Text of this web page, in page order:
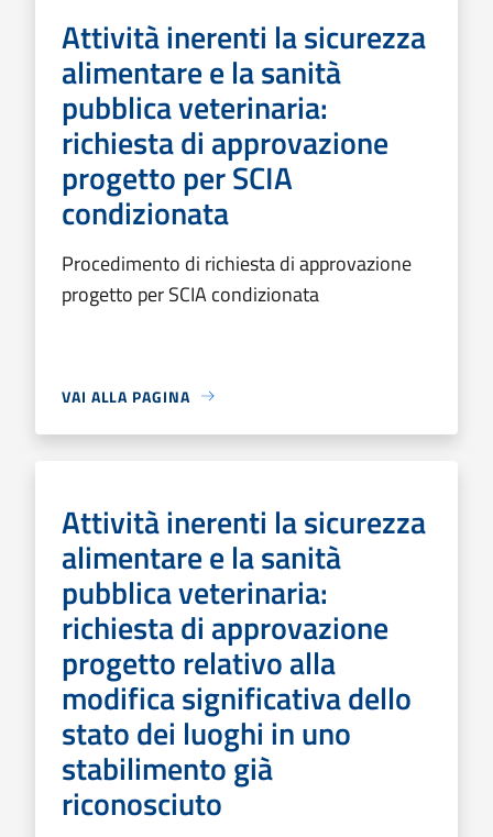
Attività inerenti la sicurezza
alimentare e la sanità
pubblica veterinaria:
richiesta di approvazione
progetto per SCIA
condizionata
Procedimento di richiesta di approvazione
progetto per SCIA condizionata
VAI ALLA PAGINA
Attività inerenti la sicurezza
alimentare e la sanità
pubblica veterinaria:
richiesta di approvazione
progetto relativo alla
modifica significativa dello
stato dei luoghi in uno
stabilimento già
riconosciuto